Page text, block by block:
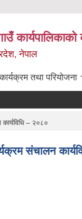
कार्यपालिकाको
नेपाल
कार्यक्रम तथा परियोजना
– २०८०
संचालन